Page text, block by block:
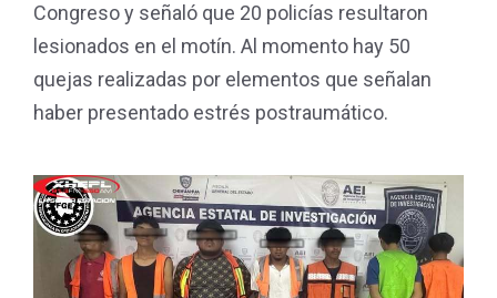
Congreso y señaló que 20 policías resultaron
lesionados en el motín. Al momento hay 50
quejas realizadas por elementos que señalan
haber presentado estrés postraumático.